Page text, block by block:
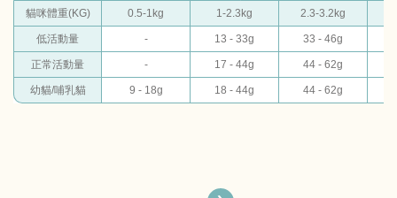
貓咪體重(KG) 0.5-1kg 1-2.3kg 2.3-3.2kg
低活動量 - 13 - 33g 33 - 46g
正常活動量 - 17 - 44g 44 - 62g
幼貓/哺乳貓 9 - 18g 18 - 44g 44 - 62g